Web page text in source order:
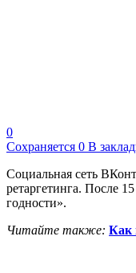
0
Сохраняется 0 В
Социальная сеть
ретаргетинга. После
годности».
Читайте также: Как